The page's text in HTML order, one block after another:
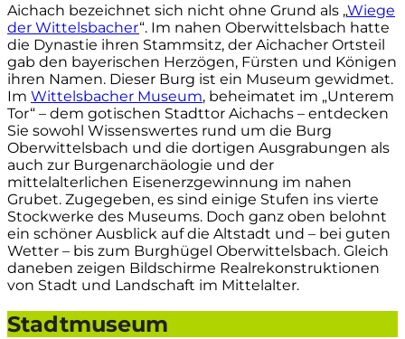
Aichach bezeichnet sich nicht ohne Grund als „Wiege
der Wittelsbacher“. Im nahen Oberwittelsbach hatte
die Dynastie ihren Stammsitz, der Aichacher Ortsteil
gab den bayerischen Herzögen, Fürsten und Königen
ihren Namen. Dieser Burg ist ein Museum gewidmet.
Im Wittelsbacher Museum, beheimatet im „Unterem
Tor“ – dem gotischen Stadttor Aichachs – entdecken
Sie sowohl Wissenswertes rund um die Burg
Oberwittelsbach und die dortigen Ausgrabungen als
auch zur Burgenarchäologie und der
mittelalterlichen Eisenerzgewinnung im nahen
Grubet. Zugegeben, es sind einige Stufen ins vierte
Stockwerke des Museums. Doch ganz oben belohnt
ein schöner Ausblick auf die Altstadt und – bei guten
Wetter – bis zum Burghügel Oberwittelsbach. Gleich
daneben zeigen Bildschirme Realrekonstruktionen
von Stadt und Landschaft im Mittelalter.
Stadtmuseum